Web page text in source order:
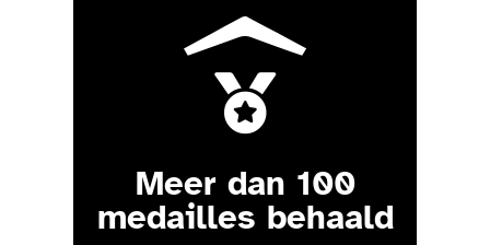

Meer dan 100
medailles behaald